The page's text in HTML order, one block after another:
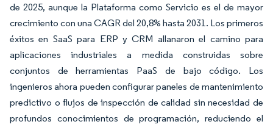
de 2025, aunque la Plataforma como Servicio es el de mayor
crecimiento con una CAGR del 20,8% hasta 2031. Los primeros
éxitos en SaaS para ERP y CRM allanaron el camino para
aplicaciones industriales a medida construidas sobre
conjuntos de herramientas PaaS de bajo código. Los
ingenieros ahora pueden configurar paneles de mantenimiento
predictivo o flujos de inspección de calidad sin necesidad de
profundos conocimientos de programación, reduciendo el